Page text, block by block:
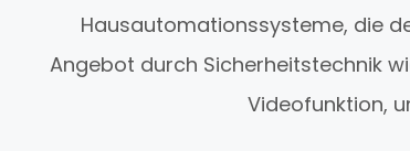
Hausautomationssysteme, die
Angebot durch Sicherheitstechnik
Videofunktion,